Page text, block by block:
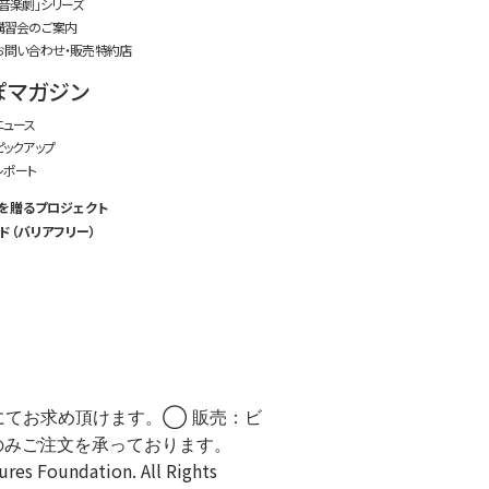
楽劇」シリーズ
習会のご案内
問い合わせ・販売特約店
マガジン
ース
クアップ
ポート
贈るプロジェクト
バリアフリー）
てお求め頂けます。◯ 販売：ビ
ご注文を承っております。
Foundation. All Rights